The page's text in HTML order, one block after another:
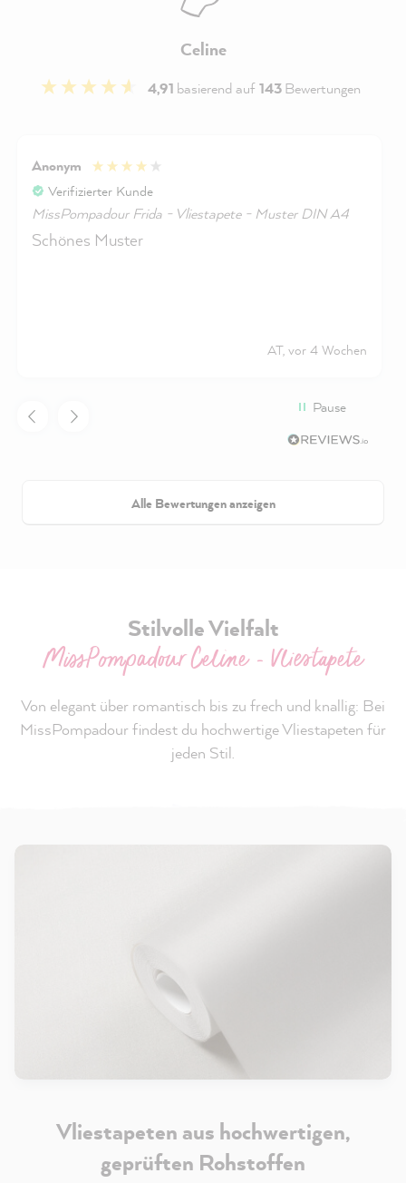
Celine
4,91 basierend auf143Bewertungen
Anonym
Verifizierter Kunde
MissPompadour Frida - Vliestapete - Muster DIN A4
Schönes Muster
AT, vor 4 Wochen
Pause
Alle Bewertungen anzeigen
Stilvolle Vielfalt
MissPompadour Celine - Vliestapete
Von elegant über romantisch bis zu frech und knallig: Bei
MissPompadour findest du hochwertige Vliestapeten für
jeden Stil.
Vliestapeten aus hochwertigen,
geprüften Rohstoffen